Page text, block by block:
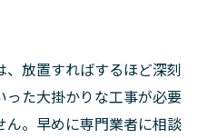
放置すればするほど深刻
た大掛かりな工事が必要
ん。早めに専門業者に相談